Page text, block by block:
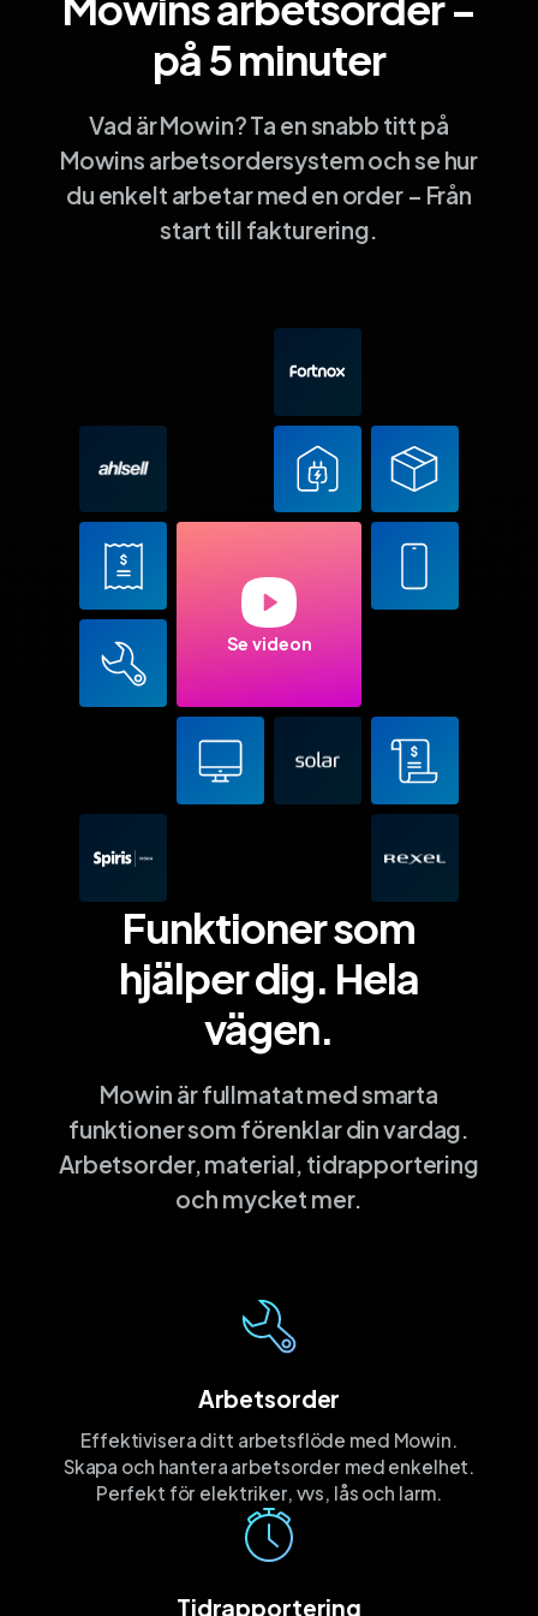
på 5 minuter
Vad är Mowin? Ta en snabb titt på
Mowins arbetsordersystem och se hur
du enkelt arbetar med en order – Från
start till fakturering.
Se videon
Funktioner som
hjälper dig. Hela
vägen.
Mowin är fullmatat med smarta
funktioner som förenklar din vardag.
Arbetsorder, material, tidrapportering
och mycket mer.
Arbetsorder
Effektivisera ditt arbetsflöde med Mowin.
Skapa och hantera arbetsorder med enkelhet.
Perfekt för elektriker, vvs, lås och larm.
Tidrapportering